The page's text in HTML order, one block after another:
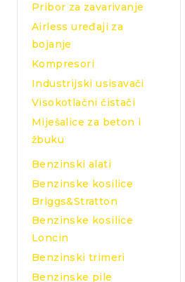
Pribor za zavarivanje
Airless uređaji za
bojanje
Kompresori
Industrijski usisavači
Visokotlačni čistači
Miješalice za beton i
žbuku
Benzinski alati
Benzinske kosilice
Briggs&Stratton
Benzinske kosilice
Loncin
Benzinski trimeri
Benzinske pile